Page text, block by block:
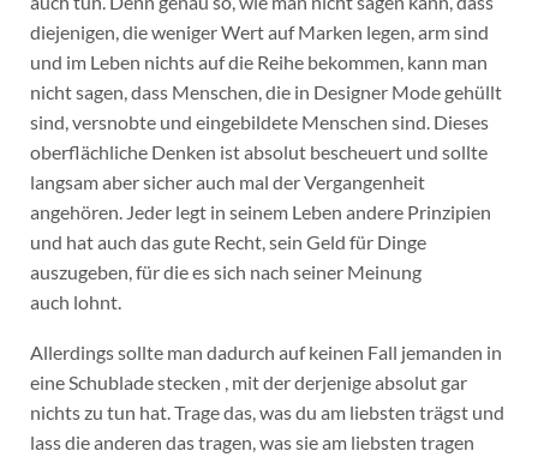
diejenigen, die weniger Wert auf Marken legen, arm sind
und im Leben nichts auf die Reihe bekommen, kann man
nicht sagen, dass Menschen, die in Designer Mode gehüllt
sind, versnobte und eingebildete Menschen sind. Dieses
oberflächliche Denken ist absolut bescheuert und sollte
langsam aber sicher auch mal der Vergangenheit
angehören. Jeder legt in seinem Leben andere Prinzipien
und hat auch das gute Recht, sein Geld für Dinge
auszugeben, für die es sich nach seiner Meinung
auch lohnt.
Allerdings sollte man dadurch auf keinen Fall jemanden in
eine Schublade stecken , mit der derjenige absolut gar
nichts zu tun hat. Trage das, was du am liebsten trägst und
lass die anderen das tragen, was sie am liebsten tragen